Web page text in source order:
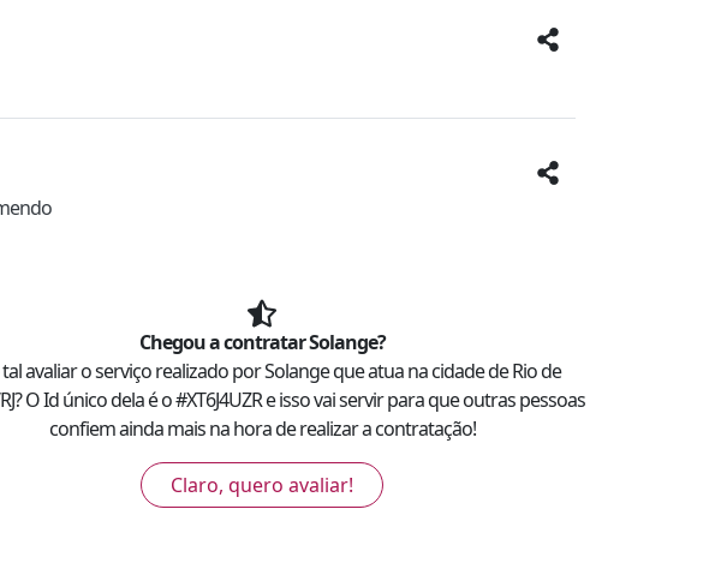
Chegou a contratarSolange?
avaliar o serviço realizado porSolangeque atua na cidade deRio de
RJ? O Id único dela é o #XT6J4UZRe isso vai servir para que outras pessoas
confiem ainda mais na hora de realizar a contratação!
Claro, quero avaliar!